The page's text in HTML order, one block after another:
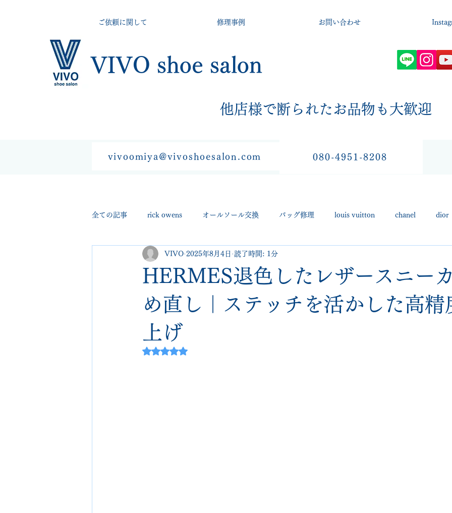
VIVO shoe salon
​他店様で断られたお品物も大歓迎
ご依頼に関して 修理事例 お問い合わせ
vivoomiya@vivoshoesalon.com 080-4951-8208
全ての記事 rick owens オールソール交換 バッグ修理 louis vuitton chanel dior
george cleverley Christian louboutin allen edmonds
new balance jimmy choo クリーニング•撥水コーティング ハーフラバー • ヒール交換等
edward green
HERMES退色したレザースニー
め直し｜ステッチを活かした高精
上げ
VIVO 2025年8月4日 読了時間: 1分
5つ星のうちNaNと評価されています。